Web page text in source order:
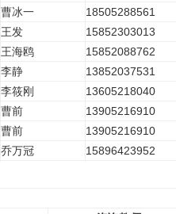
曹冰一
18505288561
王发 15852303013
王海鸥
15852088762
李静
13852037531
李筱刚
13605218040
曹前
13905216910
曹前
13905216910
乔万冠 15896423952